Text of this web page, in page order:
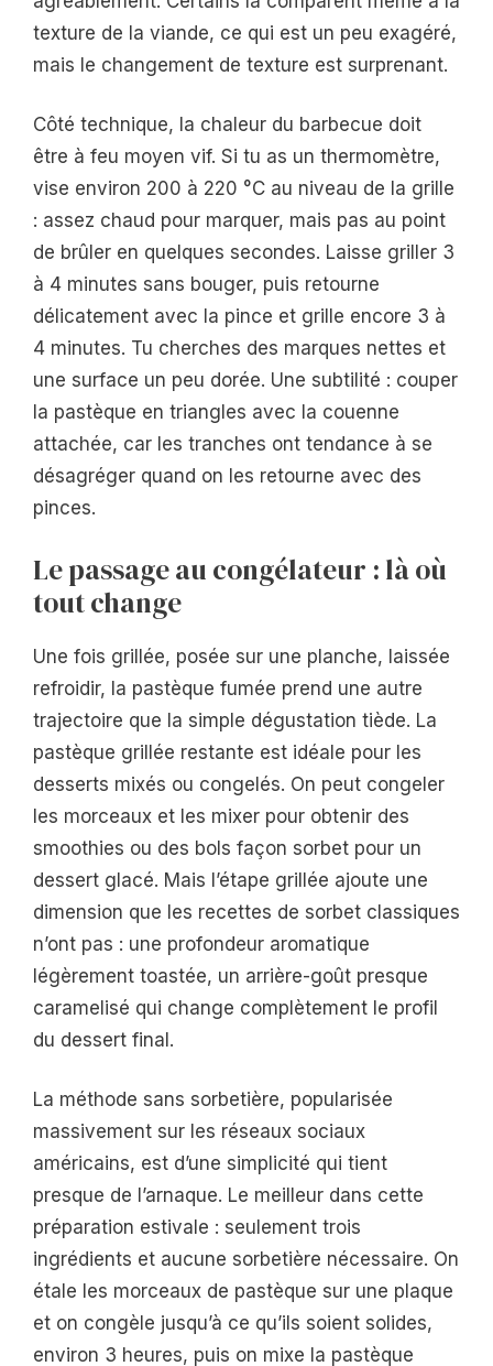
texture de la viande, ce qui est un peu exagéré,
mais le changement de texture est surprenant.
Côté technique, la chaleur du barbecue doit
être à feu moyen vif. Si tu as un thermomètre,
vise environ 200 à 220 °C au niveau de la grille
: assez chaud pour marquer, mais pas au point
de brûler en quelques secondes. Laisse griller 3
à 4 minutes sans bouger, puis retourne
délicatement avec la pince et grille encore 3 à
4 minutes. Tu cherches des marques nettes et
une surface un peu dorée. Une subtilité : couper
la pastèque en triangles avec la couenne
attachée, car les tranches ont tendance à se
désagréger quand on les retourne avec des
pinces.
Le passage au congélateur : là où
tout change
Une fois grillée, posée sur une planche, laissée
refroidir, la pastèque fumée prend une autre
trajectoire que la simple dégustation tiède. La
pastèque grillée restante est idéale pour les
desserts mixés ou congelés. On peut congeler
les morceaux et les mixer pour obtenir des
smoothies ou des bols façon sorbet pour un
dessert glacé. Mais l’étape grillée ajoute une
dimension que les recettes de sorbet classiques
n’ont pas : une profondeur aromatique
légèrement toastée, un arrière-goût presque
caramelisé qui change complètement le profil
du dessert final.
La méthode sans sorbetière, popularisée
massivement sur les réseaux sociaux
américains, est d’une simplicité qui tient
presque de l’arnaque. Le meilleur dans cette
préparation estivale : seulement trois
ingrédients et aucune sorbetière nécessaire. On
étale les morceaux de pastèque sur une plaque
et on congèle jusqu’à ce qu’ils soient solides,
environ 3 heures, puis on mixe la pastèque